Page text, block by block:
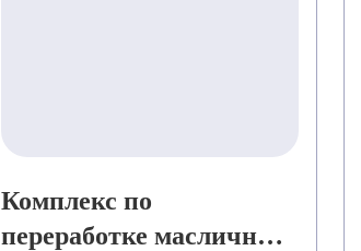
Комплекс по
переработке масличных